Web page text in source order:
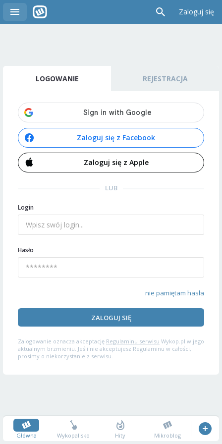
Zaloguj się
LOGOWANIE REJESTRACJA
Zaloguj się z Facebook
Zaloguj się z Apple
LUB
Login
Hasło
nie pamiętam hasła
ZALOGUJ SIĘ
Zalogowanie oznacza akceptację Regulaminu serwisu Wykop.pl w jego
aktualnym brzmieniu. Jeśli nie akceptujesz Regulaminu w całości,
prosimy o niekorzystanie z serwisu.
Główna Wykopalisko Hity Mikroblog